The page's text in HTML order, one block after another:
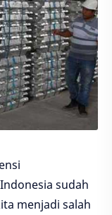
sudah
menjadi salah